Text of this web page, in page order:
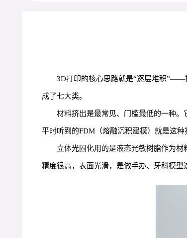
3D打印的核心思路就是“逐层堆积”——
成了七大类。
材料挤出是最常见、门槛最低的一种
平时听到的FDM（熔融沉积建模）就是这
立体光固化用的是液态光敏树脂作为材
精度很高，表面光滑，是做手办、牙科模型